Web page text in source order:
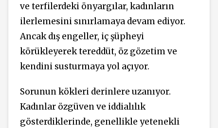
ve terfilerdeki önyargılar, kadınların
ilerlemesini sınırlamaya devam ediyor.
Ancak dış engeller, iç şüpheyi
körükleyerek tereddüt, öz gözetim ve
kendini susturmaya yol açıyor.
Sorunun kökleri derinlere uzanıyor.
Kadınlar özgüven ve iddialılık
gösterdiklerinde, genellikle yetenekli